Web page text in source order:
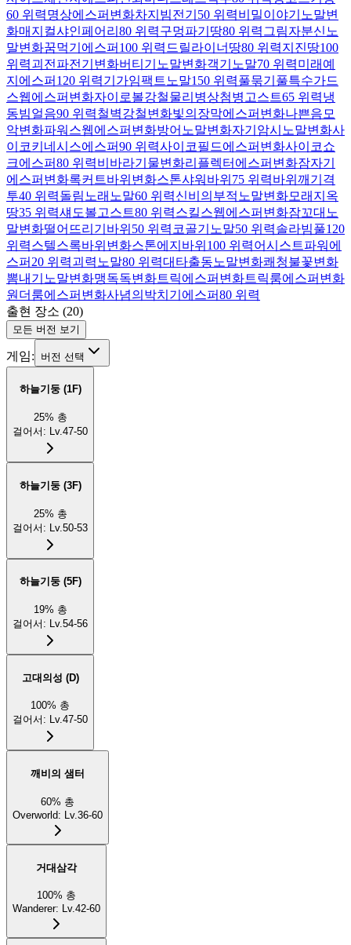
60 위력명상에스퍼 변화차지빔전기 50 위력비밀이야기 노말변
화매지컬샤인페어리 80 위력구멍파기 땅80 위력 그림자분신 노
말변화꿈먹기 에스퍼 100 위력 드릴라이너 땅80 위력지진땅100
위력괴전파전기 변화버티기 노말변화객기 노말70 위력미래예
지 에스퍼 120 위력기가임팩트 노말150 위력풀묶기 풀특수가드
스웹에스퍼 변화자이로볼강철물리 병상첨병 고스트65 위력냉
동빔얼음90 위력철벽강철변화빛의장막에스퍼 변화나쁜음모
악변화파워스웹에스퍼 변화방어 노말변화자기암시 노말변화사
이코키네시스에스퍼90 위력사이코필드에스퍼 변화사이코쇼
크에스퍼80 위력비바라기 물변화리플렉터 에스퍼 변화잠자기
에스퍼 변화록커트바위 변화스톤샤워 바위 75 위력바위깨기 격
투40 위력돌림노래 노말60 위력신비의부적 노말변화모래지옥
땅35 위력섀도볼고스트80 위력스킬스웹에스퍼 변화잠꼬대 노
말변화떨어뜨리기 바위 50 위력 코골기 노말50 위력솔라빔풀120
위력스텔스록바위 변화스톤에지 바위 100 위력어시스트파워 에
스퍼 20 위력괴력 노말80 위력대타출동노말변화쾌청불꽃변화
뽐내기 노말변화맹독독변화트릭에스퍼 변화트릭룸에스퍼 변화
원더룸에스퍼 변화사념의박치기 에스퍼80 위력
출현 장소 (20)
모든 버전 보기
게임: 버전 선택
하늘기둥 (1F)
25% 총
걸어서 : Lv.47-50
하늘기둥 (3F)
25% 총
걸어서 : Lv.50-53
하늘기둥 (5F)
19% 총
걸어서 : Lv.54-56
고대의성 (D)
100% 총
걸어서 : Lv.47-50
깨비의 샘터
60% 총
Overworld: Lv.36-60
거대삼각
100% 총
Wanderer: Lv.42-60